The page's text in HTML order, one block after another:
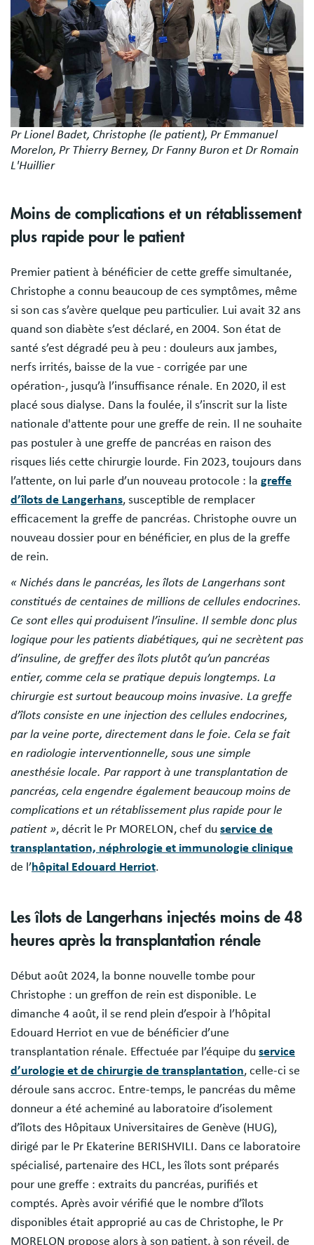
Pr Lionel Badet, Christophe (le patient), Pr Emmanuel
Morelon, Pr Thierry Berney, Dr Fanny Buron et Dr Romain
L'Huillier
Moins de complications et un rétablissement
plus rapide pour le patient
Premier patient à bénéficier de cette greffe simultanée,
Christophe a connu beaucoup de ces symptômes, même
si son cas s’avère quelque peu particulier. Lui avait 32 ans
quand son diabète s’est déclaré, en 2004. Son état de
santé s’est dégradé peu à peu : douleurs aux jambes,
nerfs irrités, baisse de la vue - corrigée par une
opération-, jusqu’à l’insuffisance rénale. En 2020, il est
placé sous dialyse. Dans la foulée, il s’inscrit sur la liste
nationale d'attente pour une greffe de rein. Il ne souhaite
pas postuler à une greffe de pancréas en raison des
risques liés cette chirurgie lourde. Fin 2023, toujours dans
l’attente, on lui parle d’un nouveau protocole : la greffe
d’îlots de Langerhans, susceptible de remplacer
efficacement la greffe de pancréas. Christophe ouvre un
nouveau dossier pour en bénéficier, en plus de la greffe
de rein.
« Nichés dans le pancréas, les îlots de Langerhans sont
constitués de centaines de millions de cellules endocrines.
Ce sont elles qui produisent l’insuline. Il semble donc plus
logique pour les patients diabétiques, qui ne secrètent pas
d’insuline, de greffer des îlots plutôt qu’un pancréas
entier, comme cela se pratique depuis longtemps. La
chirurgie est surtout beaucoup moins invasive. La greffe
d’îlots consiste en une injection des cellules endocrines,
par la veine porte, directement dans le foie. Cela se fait
en radiologie interventionnelle, sous une simple
anesthésie locale. Par rapport à une transplantation de
pancréas, cela engendre également beaucoup moins de
complications et un rétablissement plus rapide pour le
patient », décrit le Pr MORELON, chef du service de
transplantation, néphrologie et immunologie clinique
de l’hôpital Edouard Herriot.
Les îlots de Langerhans injectés moins de 48
heures après la transplantation rénale
Début août 2024, la bonne nouvelle tombe pour
Christophe : un greffon de rein est disponible. Le
dimanche 4 août, il se rend plein d’espoir à l’hôpital
Edouard Herriot en vue de bénéficier d’une
transplantation rénale. Effectuée par l’équipe du service
d’urologie et de chirurgie de transplantation, celle-ci se
déroule sans accroc. Entre-temps, le pancréas du même
donneur a été acheminé au laboratoire d’isolement
d’îlots des Hôpitaux Universitaires de Genève (HUG),
dirigé par le Pr Ekaterine BERISHVILI. Dans ce laboratoire
spécialisé, partenaire des HCL, les îlots sont préparés
pour une greffe : extraits du pancréas, purifiés et
comptés. Après avoir vérifié que le nombre d’îlots
disponibles était approprié au cas de Christophe, le Pr
MORELON propose alors à son patient, à son réveil, de